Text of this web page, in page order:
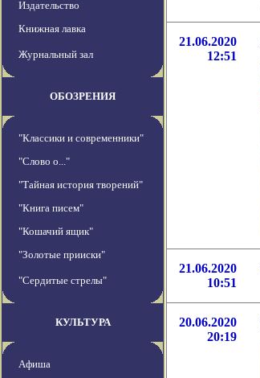
Издательство
Книжная лавка
Журнальный зал
ОБОЗРЕНИЯ
"Классики и современники"
"Слово о..."
"Тайная история творений"
"Книга писем"
"Кошачий ящик"
"Золотые прииски"
"Сердитые стрелы"
КУЛЬТУРА
Афиша
21.06.2020
12:51
21.06.2020
10:51
20.06.2020
20:19